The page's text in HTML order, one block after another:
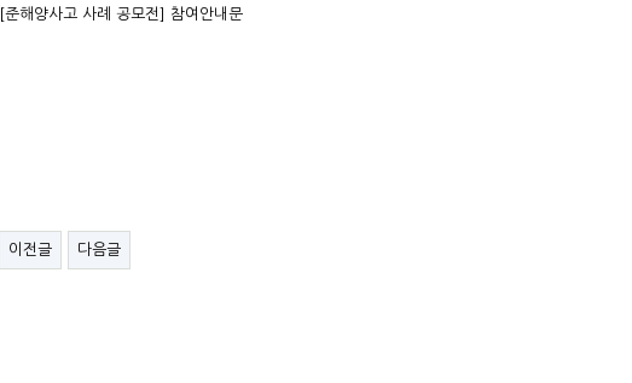
[준해양사고 사례 공모전] 참여안내문
이전글 다음글